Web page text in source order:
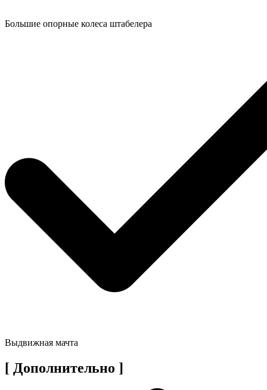
Большие опорные колеса штабелера
Выдвижная мачта
[ Дополнительно ]